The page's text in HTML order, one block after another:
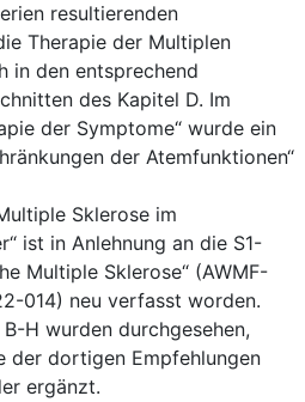
resultierenden
Therapie der Multiplen
in den entsprechend
des Kapitel D. Im
der Symptome“ wurde ein
der Atemfunktionen“
Sklerose im
ist in Anlehnung an die S1-
Multiple Sklerose“ (AWMF-
014) neu verfasst worden.
H wurden durchgesehen,
der dortigen Empfehlungen
ergänzt.